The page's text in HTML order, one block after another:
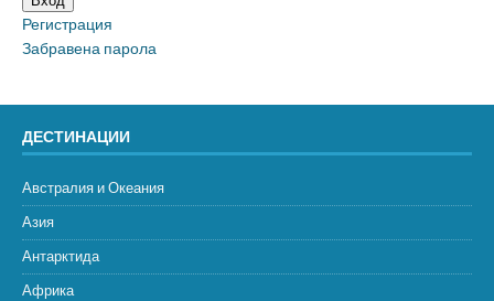
Регистрация
Забравена парола
ДЕСТИНАЦИИ
Австралия и Океания
Азия
Антарктида
Африка